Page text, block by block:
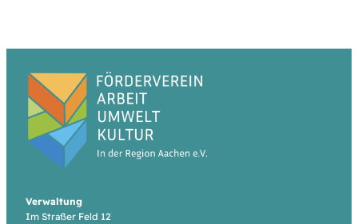
Verwaltung
Im Straßer Feld 12